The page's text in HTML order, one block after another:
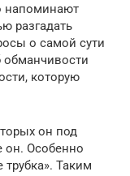
напоминают
разгадать
о самой сути
обманчивости
которую
он под
он. Особенно
Таким